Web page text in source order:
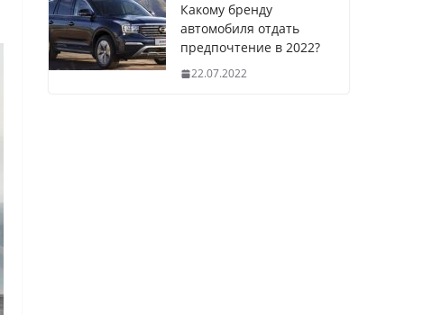
Какому бренду
автомобиля отдать
предпочтение в 2022?
22.07.2022